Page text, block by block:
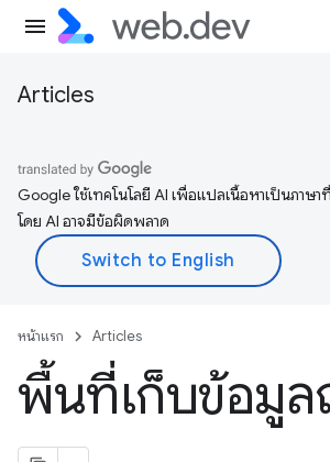
Articles
Google ใช้เทคโนโลยี AI เพื่อแปลเนื้อหาเป็นภาษ
โดย AI อาจมีข้อผิดพลาด
หน้าแรก Articles
พื้นที่เก็บข้อมูล